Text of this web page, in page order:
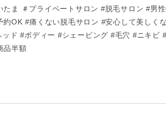
たま ＃プライベートサロン #脱毛サロン #男
約OK #痛くない脱毛サロン #安心して美しく
ッド #ボディー #シェービング #毛穴 #ニキビ
品半額